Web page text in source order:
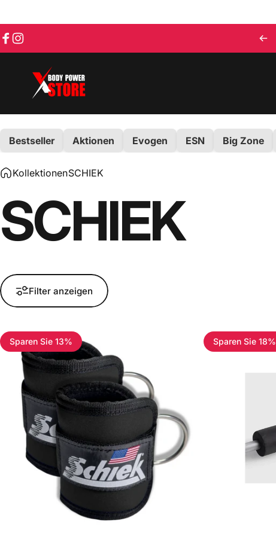
Body Power Store
Bestseller Aktionen Evogen ESN Big Zone
KollektionenSCHIEK
SCHIEK
Filter anzeigen
Sparen Sie 13% Sparen Sie 18%